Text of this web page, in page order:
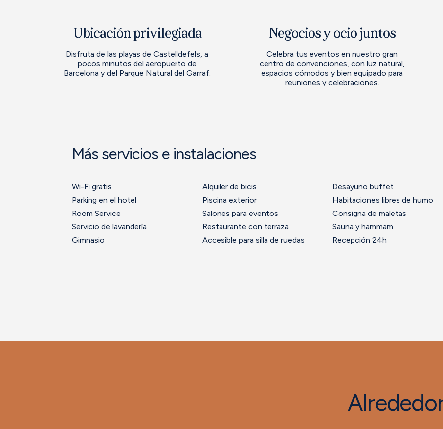
Ubicación privilegiada
Disfruta de las playas de Castelldefels, a
pocos minutos del aeropuerto de
Barcelona y del Parque Natural del Garraf.
Negocios y ocio juntos
Celebra tus eventos en nuestro gran
centro de convenciones, con luz natural,
espacios cómodos y bien equipado para
reuniones y celebraciones.
Más servicios e instalaciones
Wi-Fi gratis
Parking en el hotel
Room Service
Servicio de lavandería
Gimnasio
Alquiler de bicis
Piscina exterior
Salones para eventos
Restaurante con terraza
Accesible para silla de ruedas
Desayuno buffet
Habitaciones libres de humo
Consigna de maletas
Sauna y hammam
Recepción 24h